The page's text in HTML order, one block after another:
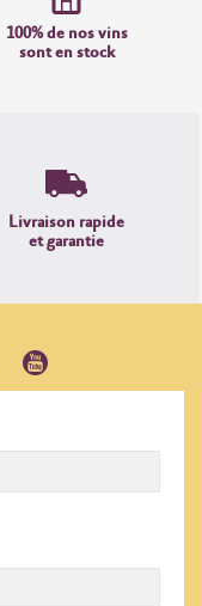
100% de nos vins
sont en stock
Livraison rapide
et garantie